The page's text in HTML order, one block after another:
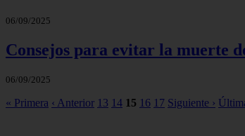
06/09/2025
Consejos para evitar la muerte
06/09/2025
« Primera ‹ Anterior 13 14 15 16 17 Siguiente ›